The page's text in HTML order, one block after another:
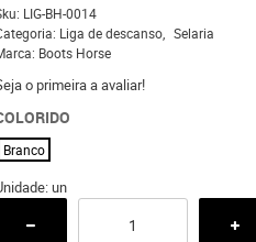
LIG-BH-0014
Liga de descanso
Selaria
Boots Horse
o primeira a avaliar!
Branco
un